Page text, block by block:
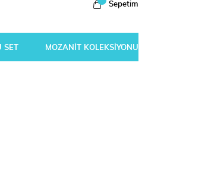
Sepetim
SET MOZANİT KOLEKSİYONU